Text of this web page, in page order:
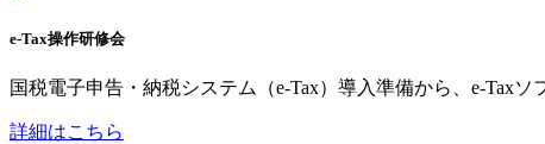
e-Tax操作研修会
国税電子申告・納税システム（e-Tax）導入準備から、e-Tax
詳細はこちら